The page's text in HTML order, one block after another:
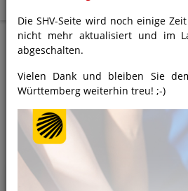
DHB U21: Sieg
Ägypten
fünf
30.06.2025
Die SHV-Seite wird noch einige
nicht mehr aktualisiert und im
abgeschalten.
Vielen Dank und bleiben Sie
Württemberg weiterhin treu! ;-)